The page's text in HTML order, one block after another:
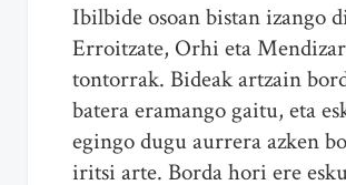
Ibilbide osoan bistan izango
Erroitzate, Orhi eta Mendizar
tontorrak. Bideak artzain
batera eramango gaitu, eta
egingo dugu aurrera azken
iritsi arte. Borda hori ere